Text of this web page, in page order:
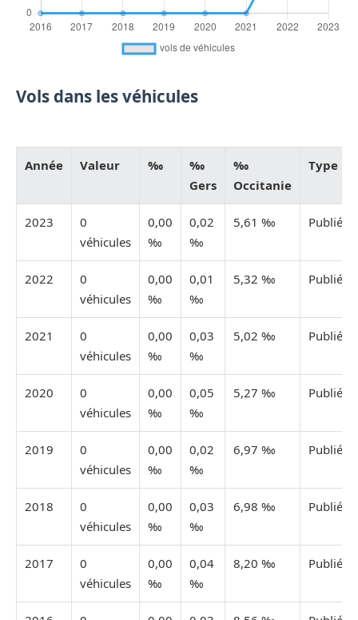
Vols dans les véhicules
Année Valeur ‰
‰
Gers
‰
Occitanie
Type
2023
0
véhicules
0,00
‰
0,02
‰
5,61 ‰ Publiée
2022
0
véhicules
0,00
‰
0,01
‰
5,32 ‰ Publiée
2021
0
véhicules
0,00
‰
0,03
‰
5,02 ‰ Publiée
2020
0
véhicules
0,00
‰
0,05
‰
5,27 ‰ Publiée
2019
0
véhicules
0,00
‰
0,02
‰
6,97 ‰ Publiée
2018
0
véhicules
0,00
‰
0,03
‰
6,98 ‰ Publiée
2017
0
véhicules
0,00
‰
0,04
‰
8,20 ‰ Publiée